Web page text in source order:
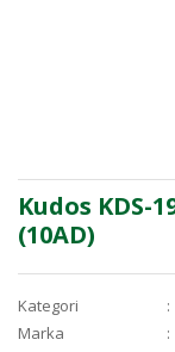
Kudos KDS-
(10AD)
Kategori
Marka